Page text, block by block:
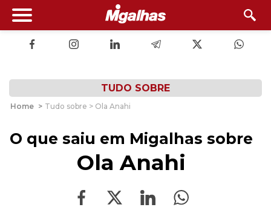
TUDO SOBRE
Home > Tudo sobre > Ola Anahi
O que saiu em Migalhas sobre
Ola Anahi